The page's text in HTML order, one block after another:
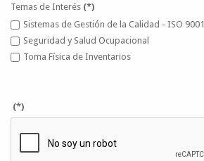
Temas de Interés (*)
Sistemas de Gestión de la Calidad - ISO 9001
Seguridad y Salud Ocupacional
Toma Física de Inventarios
(*)